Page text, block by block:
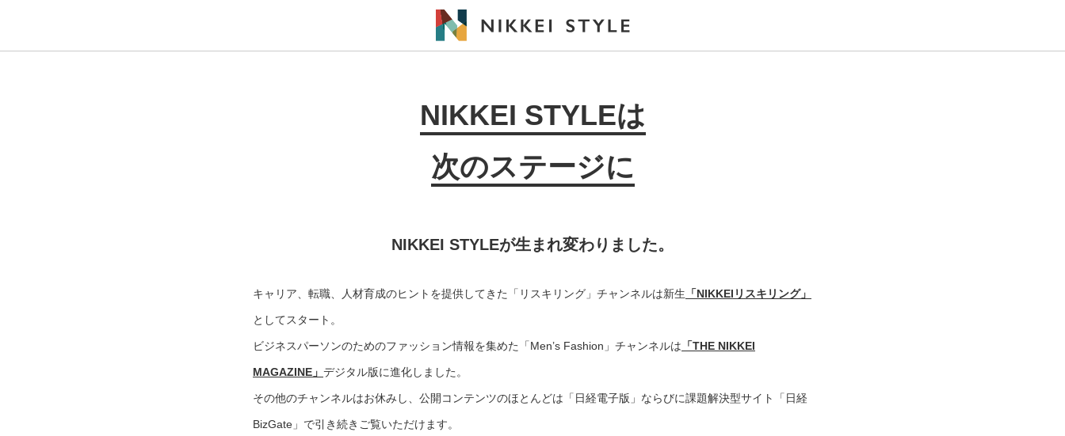
NIKKEI STYLEは
次のステージに
NIKKEI STYLEが生まれ変わりました。
キャリア、転職、人材育成のヒントを提供してきた「リスキリング」チャンネルは新生 「NIKKEIリスキリング」
としてスタート。
ビジネスパーソンのためのファッション情報を集めた「Men’s Fashion」チャンネルは 「THE NIKKEI
MAGAZINE」 デジタル版に進化しました。
その他のチャンネルはお休みし、公開コンテンツのほとんどは「日経電子版」ならびに課題解決型サイト「日経
BizGate」で引き続きご覧いただけます。